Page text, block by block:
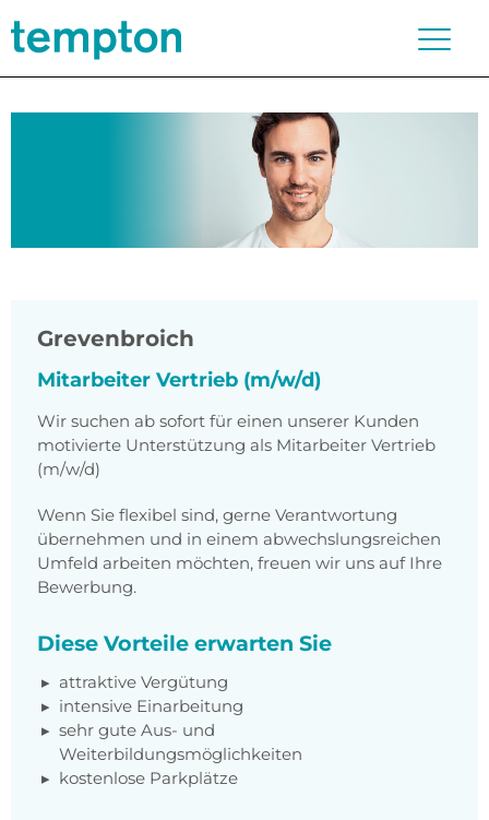
Grevenbroich
Mitarbeiter Vertrieb (m/w/d)
Wir suchen ab sofort für einen unserer Kunden
motivierte Unterstützung als Mitarbeiter Vertrieb
(m/w/d)
Wenn Sie flexibel sind, gerne Verantwortung
übernehmen und in einem abwechslungsreichen
Umfeld arbeiten möchten, freuen wir uns auf Ihre
Bewerbung.
Diese Vorteile erwarten Sie
attraktive Vergütung
intensive Einarbeitung
sehr gute Aus- und
Weiterbildungsmöglichkeiten
kostenlose Parkplätze